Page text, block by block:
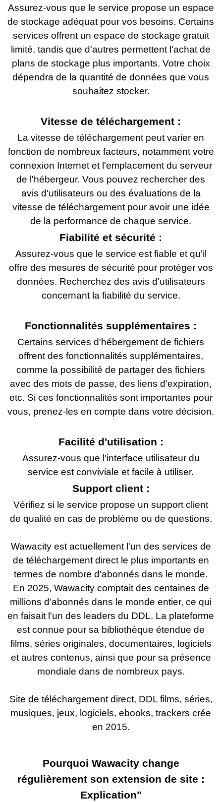
Assurez-vous que le service propose un espace
de stockage adéquat pour vos besoins. Certains
services offrent un espace de stockage gratuit
limité, tandis que d'autres permettent l'achat de
plans de stockage plus importants. Votre choix
dépendra de la quantité de données que vous
souhaitez stocker.
Vitesse de téléchargement :
La vitesse de téléchargement peut varier en
fonction de nombreux facteurs, notamment votre
connexion Internet et l'emplacement du serveur
de l'hébergeur. Vous pouvez rechercher des
avis d'utilisateurs ou des évaluations de la
vitesse de téléchargement pour avoir une idée
de la performance de chaque service.
Fiabilité et sécurité :
Assurez-vous que le service est fiable et qu'il
offre des mesures de sécurité pour protéger vos
données. Recherchez des avis d'utilisateurs
concernant la fiabilité du service.
Fonctionnalités supplémentaires :
Certains services d'hébergement de fichiers
offrent des fonctionnalités supplémentaires,
comme la possibilité de partager des fichiers
avec des mots de passe, des liens d'expiration,
etc. Si ces fonctionnalités sont importantes pour
vous, prenez-les en compte dans votre décision.
Facilité d'utilisation :
Assurez-vous que l'interface utilisateur du
service est conviviale et facile à utiliser.
Support client :
Vérifiez si le service propose un support client
de qualité en cas de problème ou de questions.
Wawacity est actuellement l'un des services de
de téléchargement direct le plus importants en
termes de nombre d'abonnés dans le monde.
En 2025, Wawacity comptait des centaines de
millions d'abonnés dans le monde entier, ce qui
en faisait l'un des leaders du DDL. La plateforme
est connue pour sa bibliothèque étendue de
films, séries originales, documentaires, logiciels
et autres contenus, ainsi que pour sa présence
mondiale dans de nombreux pays.
Site de téléchargement direct, DDL films, séries,
musiques, jeux, logiciels, ebooks, trackers crée
en 2015.
Pourquoi Wawacity change
régulièrement son extension de site :
Explication"